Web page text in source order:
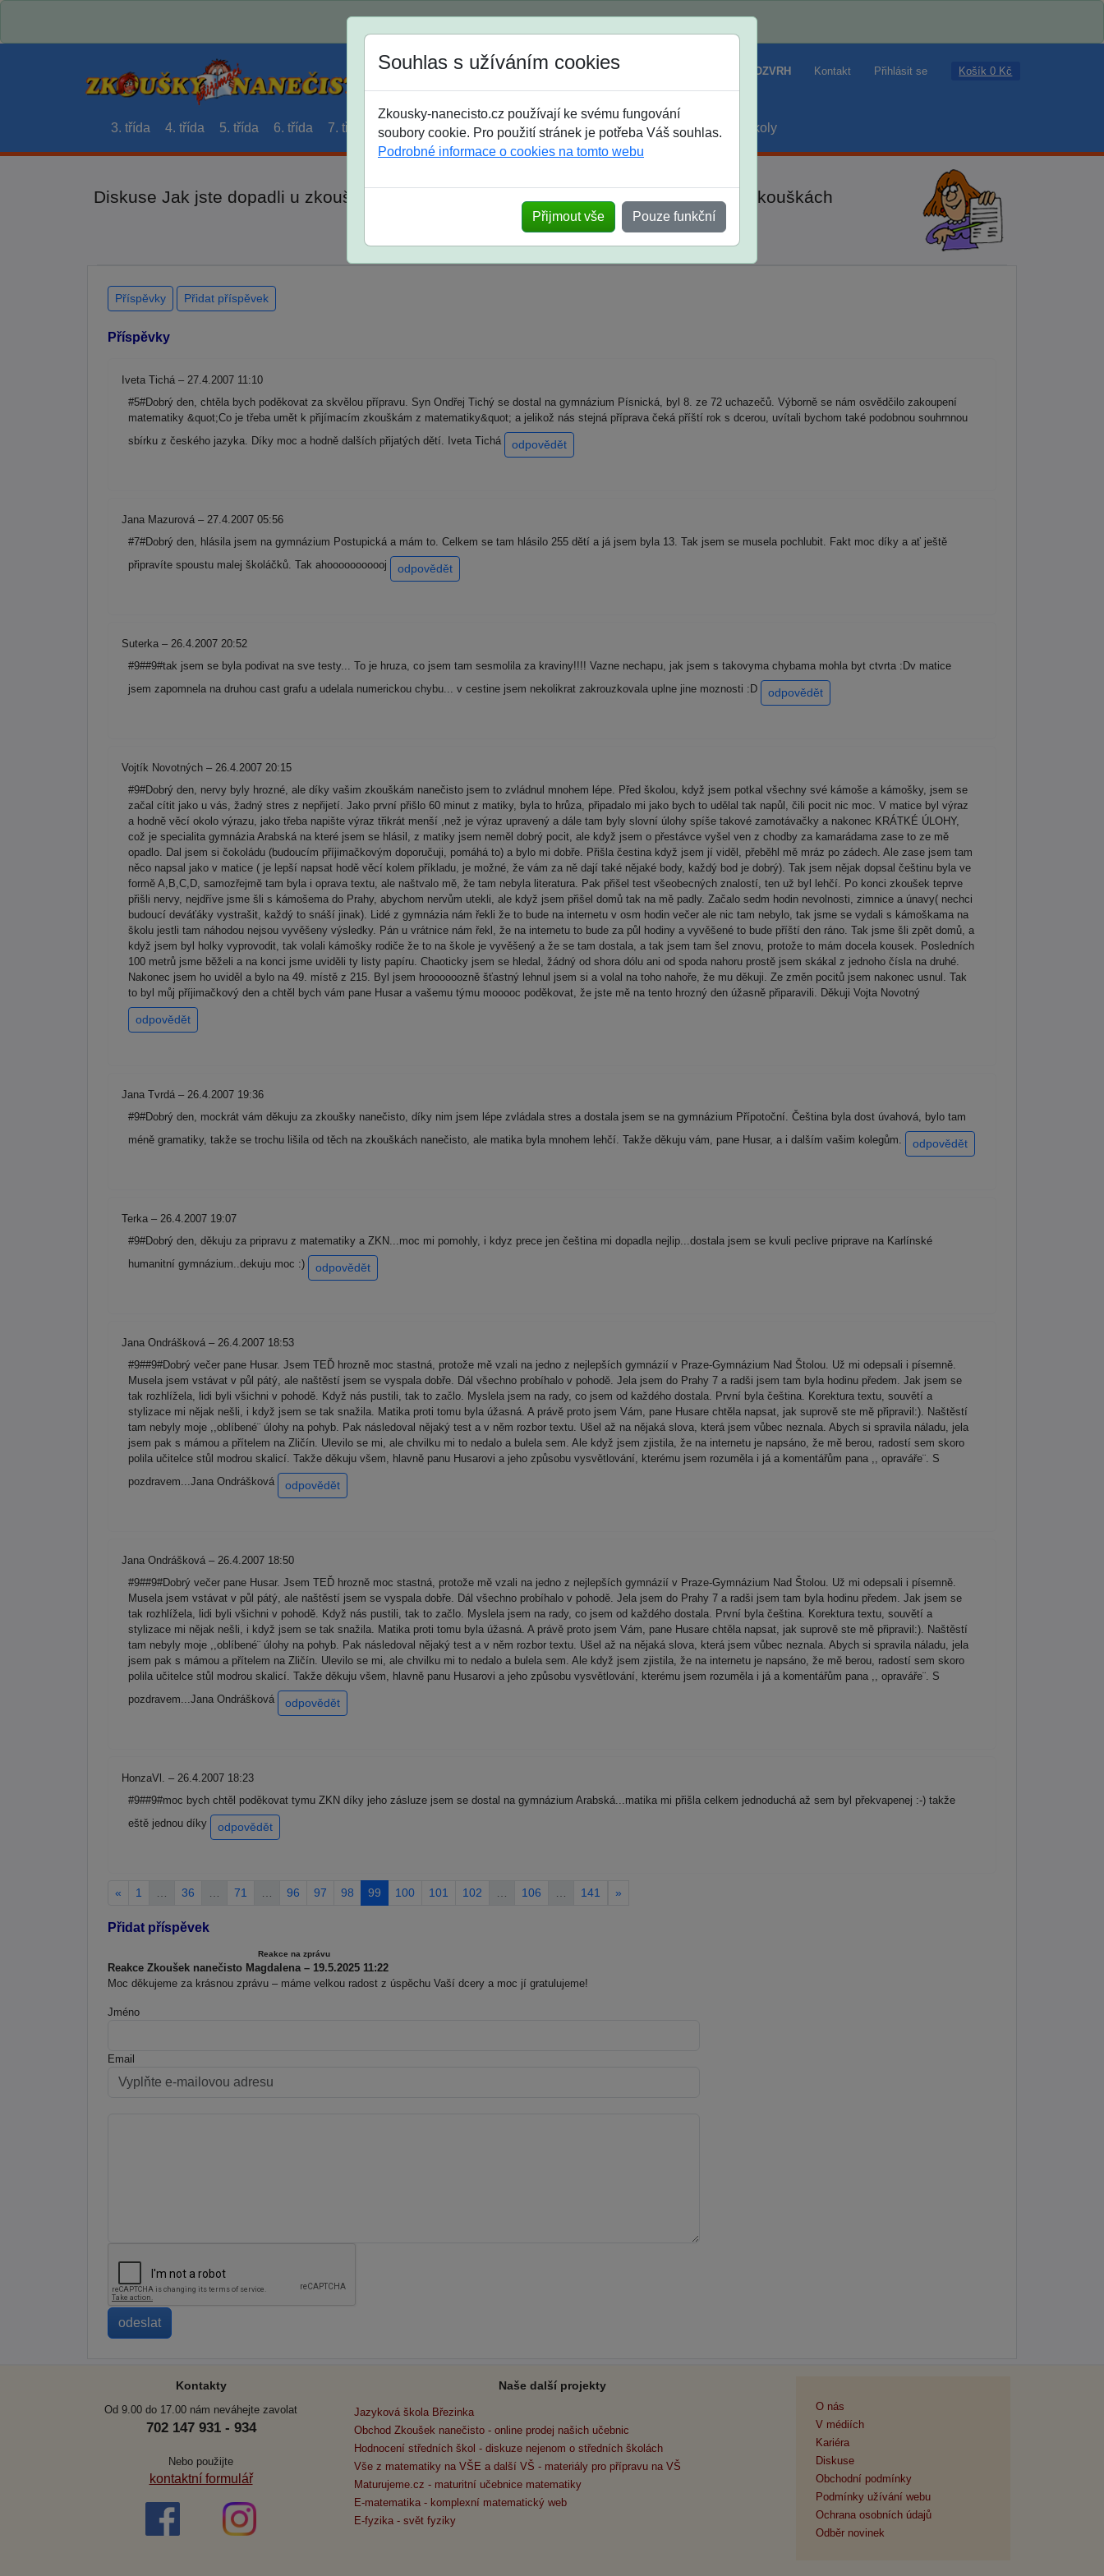
Jak si vybrat ROZVRH Kontakt Přihlásit se Košík 0 Kč
3. třída 4. třída 5. třída 6. třída 7. třída 8. třída 9. třída střední maturanti soutěže prázdniny školy
Diskuse Jak jste dopadli u zkoušek na SŠ? Vaše ohlasy po skutečných přijímacích zkouškách
Souhlas s užíváním cookies
Zkousky-nanecisto.cz používají ke svému fungování
soubory cookie. Pro použití stránek je potřeba Váš souhlas.
Podrobné informace o cookies na tomto webu
Přijmout vše Pouze funkční
Příspěvky Přidat příspěvek
Příspěvky
Iveta Tichá – 27.4.2007 11:10
#5#Dobrý den, chtěla bych poděkovat za skvělou přípravu. Syn Ondřej Tichý se dostal na gymnázium Písnická, byl 8. ze 72 uchazečů. Výborně se nám osvědčilo zakoupení
matematiky &quot;Co je třeba umět k přijímacím zkouškám z matematiky&quot; a jelikož nás stejná příprava čeká příští rok s dcerou, uvítali bychom také podobnou souhrnnou
sbírku z českého jazyka. Díky moc a hodně dalších přijatých dětí. Iveta Tichá
odpovědět
Jana Mazurová – 27.4.2007 05:56
#7#Dobrý den, hlásila jsem na gymnázium Postupická a mám to. Celkem se tam hlásilo 255 dětí a já jsem byla 13. Tak jsem se musela pochlubit. Fakt moc díky a ať ještě
připravíte spoustu malej školáčků. Tak ahooooooooooj
odpovědět
Suterka – 26.4.2007 20:52
#9##9#tak jsem se byla podivat na sve testy... To je hruza, co jsem tam sesmolila za kraviny!!!! Vazne nechapu, jak jsem s takovyma chybama mohla byt ctvrta :Dv matice
jsem zapomnela na druhou cast grafu a udelala numerickou chybu... v cestine jsem nekolikrat zakrouzkovala uplne jine moznosti :D
odpovědět
Vojtík Novotných – 26.4.2007 20:15
#9#Dobrý den, nervy byly hrozné, ale díky vašim zkouškám nanečisto jsem to zvládnul mnohem lépe. Před školou, když jsem potkal všechny své kámoše a kámošky, jsem se
začal cítit jako u vás, žadný stres z nepřijetí. Jako první přišlo 60 minut z matiky, byla to hrůza, připadalo mi jako bych to udělal tak napůl, čili pocit nic moc. V matice byl výraz
a hodně věcí okolo výrazu, jako třeba napište výraz třikrát menší ,než je výraz upravený a dále tam byly slovní úlohy spíše takové zamotávačky a nakonec KRÁTKÉ ÚLOHY,
což je specialita gymnázia Arabská na které jsem se hlásil, z matiky jsem neměl dobrý pocit, ale když jsem o přestávce vyšel ven z chodby za kamarádama zase to ze mě
opadlo. Dal jsem si čokoládu (budoucím příjimačkovým doporučuji, pomáhá to) a bylo mi dobře. Přišla čestina když jsem jí viděl, přeběhl mě mráz po zádech. Ale zase jsem tam
něco napsal jako v matice ( je lepší napsat hodě věcí kolem příkladu, je možné, že vám za ně dají také nějaké body, každý bod je dobrý). Tak jsem nějak dopsal češtinu byla ve
formě A,B,C,D, samozřejmě tam byla i oprava textu, ale naštvalo mě, že tam nebyla literatura. Pak přišel test všeobecných znalostí, ten už byl lehčí. Po konci zkoušek teprve
přišli nervy, nejdříve jsme šli s kámošema do Prahy, abychom nervům utekli, ale když jsem přišel domů tak na mě padly. Začalo sedm hodin nevolnosti, zimnice a únavy( nechci
budoucí deváťáky vystrašit, každý to snáší jinak). Lidé z gymnázia nám řekli že to bude na internetu v osm hodin večer ale nic tam nebylo, tak jsme se vydali s kámoškama na
školu jestli tam náhodou nejsou vyvěšeny výsledky. Pán u vrátnice nám řekl, že na internetu to bude za půl hodiny a vyvěšené to bude příští den ráno. Tak jsme šli zpět domů, a
když jsem byl holky vyprovodit, tak volali kámošky rodiče že to na škole je vyvěšený a že se tam dostala, a tak jsem tam šel znovu, protože to mám docela kousek. Posledních
100 metrů jsme běželi a na konci jsme uviděli ty listy papíru. Chaoticky jsem se hledal, žádný od shora dólu ani od spoda nahoru prostě jsem skákal z jednoho čísla na druhé.
Nakonec jsem ho uviděl a bylo na 49. místě z 215. Byl jsem hroooooozně šťastný lehnul jsem si a volal na toho nahoře, že mu děkuji. Ze změn pocitů jsem nakonec usnul. Tak
to byl můj příjimačkový den a chtěl bych vám pane Husar a vašemu týmu mooooc poděkovat, že jste mě na tento hrozný den úžasně připaravili. Děkuji Vojta Novotný
odpovědět
Jana Tvrdá – 26.4.2007 19:36
#9#Dobrý den, mockrát vám děkuju za zkoušky nanečisto, díky nim jsem lépe zvládala stres a dostala jsem se na gymnázium Přípotoční. Čeština byla dost úvahová, bylo tam
méně gramatiky, takže se trochu lišila od těch na zkouškách nanečisto, ale matika byla mnohem lehčí. Takže děkuju vám, pane Husar, a i dalším vašim kolegům.
odpovědět
Terka – 26.4.2007 19:07
#9#Dobrý den, děkuju za pripravu z matematiky a ZKN...moc mi pomohly, i kdyz prece jen čeština mi dopadla nejlip...dostala jsem se kvuli peclive priprave na Karlínské
humanitní gymnázium..dekuju moc :)
odpovědět
Jana Ondrášková – 26.4.2007 18:53
#9##9#Dobrý večer pane Husar. Jsem TEĎ hrozně moc stastná, protože mě vzali na jedno z nejlepších gymnázií v Praze-Gymnázium Nad Štolou. Už mi odepsali i písemně.
Musela jsem vstávat v půl pátý, ale naštěstí jsem se vyspala dobře. Dál všechno probíhalo v pohodě. Jela jsem do Prahy 7 a radši jsem tam byla hodinu předem. Jak jsem se
tak rozhlížela, lidi byli všichni v pohodě. Když nás pustili, tak to začlo. Myslela jsem na rady, co jsem od každého dostala. První byla čeština. Korektura textu, souvětí a
stylizace mi nějak nešli, i když jsem se tak snažila. Matika proti tomu byla úžasná. A právě proto jsem Vám, pane Husare chtěla napsat, jak suprově ste mě připravil:). Naštěstí
tam nebyly moje ,,oblíbené¨ úlohy na pohyb. Pak následoval nějaký test a v něm rozbor textu. Ušel až na nějaká slova, která jsem vůbec neznala. Abych si spravila náladu, jela
jsem pak s mámou a přítelem na Zličín. Ulevilo se mi, ale chvilku mi to nedalo a bulela sem. Ale když jsem zjistila, že na internetu je napsáno, že mě berou, radostí sem skoro
polila učitelce stůl modrou skalicí. Takže děkuju všem, hlavně panu Husarovi a jeho způsobu vysvětlování, kterému jsem rozuměla i já a komentářům pana ,, opraváře¨. S
pozdravem...Jana Ondrášková
odpovědět
Jana Ondrášková – 26.4.2007 18:50
#9##9#Dobrý večer pane Husar. Jsem TEĎ hrozně moc stastná, protože mě vzali na jedno z nejlepších gymnázií v Praze-Gymnázium Nad Štolou. Už mi odepsali i písemně.
Musela jsem vstávat v půl pátý, ale naštěstí jsem se vyspala dobře. Dál všechno probíhalo v pohodě. Jela jsem do Prahy 7 a radši jsem tam byla hodinu předem. Jak jsem se
tak rozhlížela, lidi byli všichni v pohodě. Když nás pustili, tak to začlo. Myslela jsem na rady, co jsem od každého dostala. První byla čeština. Korektura textu, souvětí a
stylizace mi nějak nešli, i když jsem se tak snažila. Matika proti tomu byla úžasná. A právě proto jsem Vám, pane Husare chtěla napsat, jak suprově ste mě připravil:). Naštěstí
tam nebyly moje ,,oblíbené¨ úlohy na pohyb. Pak následoval nějaký test a v něm rozbor textu. Ušel až na nějaká slova, která jsem vůbec neznala. Abych si spravila náladu, jela
jsem pak s mámou a přítelem na Zličín. Ulevilo se mi, ale chvilku mi to nedalo a bulela sem. Ale když jsem zjistila, že na internetu je napsáno, že mě berou, radostí sem skoro
polila učitelce stůl modrou skalicí. Takže děkuju všem, hlavně panu Husarovi a jeho způsobu vysvětlování, kterému jsem rozuměla i já a komentářům pana ,, opraváře¨. S
pozdravem...Jana Ondrášková
odpovědět
HonzaVl. – 26.4.2007 18:23
#9##9#moc bych chtěl poděkovat tymu ZKN díky jeho zásluze jsem se dostal na gymnázium Arabská...matika mi přišla celkem jednoduchá až sem byl překvapenej :-) takže
eště jednou díky
odpovědět
« 1 36 71 96 97 98 99 100 101 102 106 141 »
Přidat příspěvek
Reakce na zprávu
Reakce Zkoušek nanečisto Magdalena – 19.5.2025 11:22
Moc děkujeme za krásnou zprávu – máme velkou radost z úspěchu Vaší dcery a moc jí gratulujeme!
Jméno
Email
Kontakty
Od 9.00 do 17.00 nám neváhejte zavolat
702 147 931 - 934
Nebo použijte
kontaktní formulář
Naše další projekty
Jazyková škola Březinka
Obchod Zkoušek nanečisto - online prodej našich učebnic
Hodnocení středních škol - diskuze nejenom o středních školách
Vše z matematiky na VŠE a další VŠ - materiály pro přípravu na VŠ
Maturujeme.cz - maturitní učebnice matematiky
E-matematika - komplexní matematický web
E-fyzika - svět fyziky
O nás
V médiích
Kariéra
Diskuse
Obchodní podmínky
Podmínky užívání webu
Ochrana osobních údajů
Odběr novinek